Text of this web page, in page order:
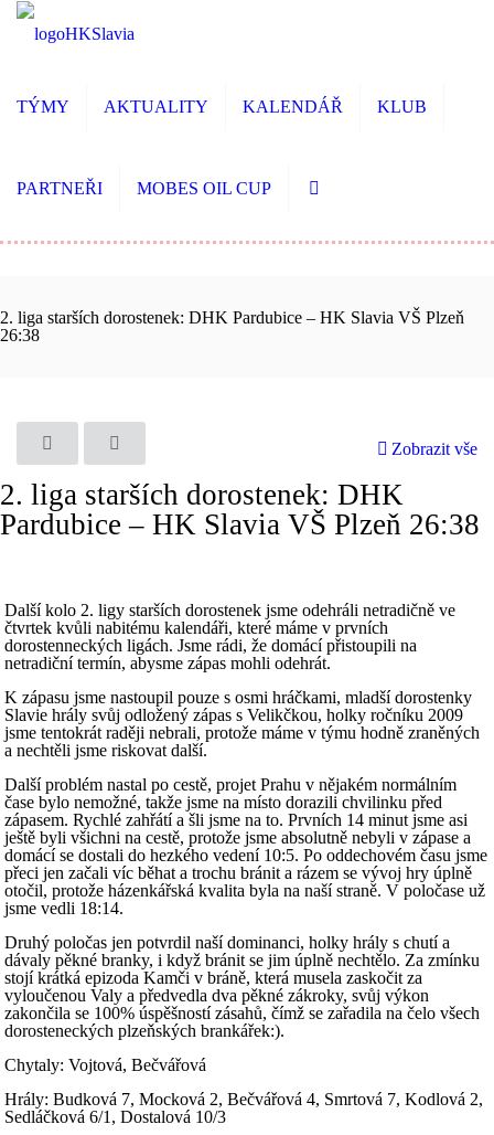
TÝMY AKTUALITY KALENDÁŘ KLUB
PARTNEŘI MOBES OIL CUP
2. liga starších dorostenek: DHK Pardubice – HK Slavia VŠ Plzeň
26:38
Zobrazit vše
2. liga starších dorostenek: DHK
Pardubice – HK Slavia VŠ Plzeň 26:38
Další kolo 2. ligy starších dorostenek jsme odehráli netradičně ve
čtvrtek kvůli nabitému kalendáři, které máme v prvních
dorostenneckých ligách. Jsme rádi, že domácí přistoupili na
netradiční termín, abysme zápas mohli odehrát.
K zápasu jsme nastoupil pouze s osmi hráčkami, mladší dorostenky
Slavie hrály svůj odložený zápas s Velikčkou, holky ročníku 2009
jsme tentokrát raději nebrali, protože máme v týmu hodně zraněných
a nechtěli jsme riskovat další.
Další problém nastal po cestě, projet Prahu v nějakém normálním
čase bylo nemožné, takže jsme na místo dorazili chvilinku před
zápasem. Rychlé zahřátí a šli jsme na to. Prvních 14 minut jsme asi
ještě byli všichni na cestě, protože jsme absolutně nebyli v zápase a
domácí se dostali do hezkého vedení 10:5. Po oddechovém času jsme
přeci jen začali víc běhat a trochu bránit a rázem se vývoj hry úplně
otočil, protože házenkářská kvalita byla na naší straně. V poločase už
jsme vedli 18:14.
Druhý poločas jen potvrdil naší dominanci, holky hrály s chutí a
dávaly pěkné branky, i když bránit se jim úplně nechtělo. Za zmínku
stojí krátká epizoda Kamči v bráně, která musela zaskočit za
vyloučenou Valy a předvedla dva pěkné zákroky, svůj výkon
zakončila se 100% úspěšností zásahů, čímž se zařadila na čelo všech
dorosteneckých plzeňských brankářek:).
Chytaly: Vojtová, Bečvářová
Hrály: Budková 7, Mocková 2, Bečvářová 4, Smrtová 7, Kodlová 2,
Sedláčková 6/1, Dostalová 10/3